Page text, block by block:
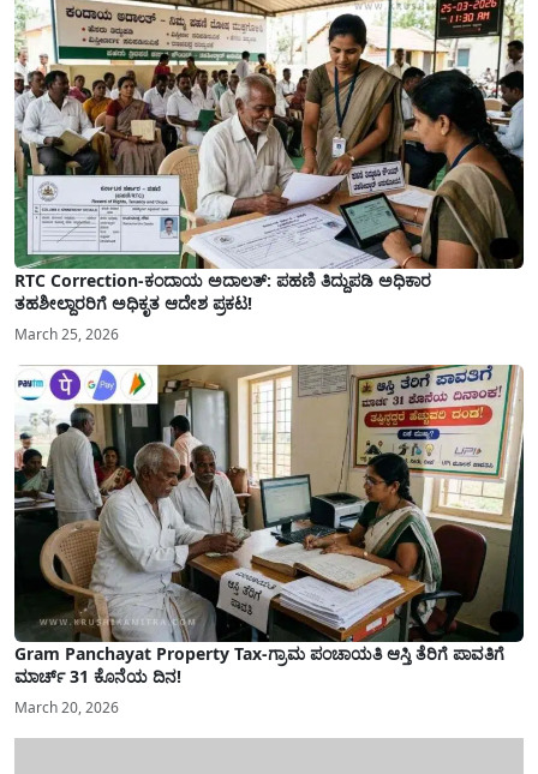
RTC Correction-ಕಂದಾಯ ಅದಾಲತ್: ಪಹಣಿ ತಿದ್ದುಪಡಿ ಅಧಿಕಾರ
ತಹಶೀಲ್ದಾರರಿಗೆ ಅಧಿಕೃತ ಆದೇಶ ಪ್ರಕಟ!
March 25, 2026
Gram Panchayat Property Tax-ಗ್ರಾಮ ಪಂಚಾಯತಿ ಆಸ್ತಿ ತೆರಿಗೆ ಪಾವತಿಗೆ
ಮಾರ್ಚ್ 31 ಕೊನೆಯ ದಿನ!
March 20, 2026